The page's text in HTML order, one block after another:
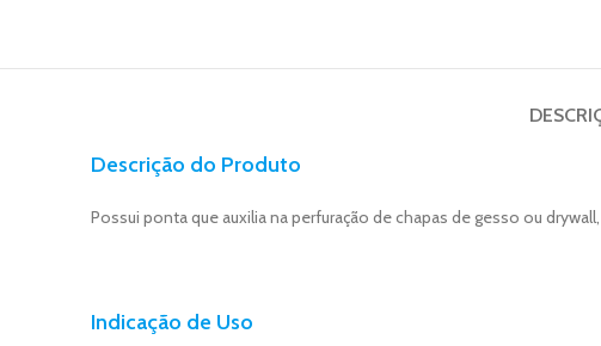
Descrição do Produto
Possui ponta que auxilia na perfuração de chapas de gesso ou
Indicação de Uso